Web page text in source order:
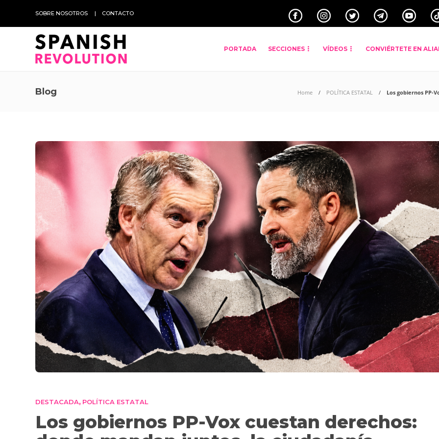
SOBRE NOSOTROS CONTACTO
PORTADA SECCIONES VÍDEOS CONVIÉRTETE EN
Blog Home POLÍTICA ESTATAL Los gobiernos PP-
DESTACADA, POLÍTICA ESTATAL
Los gobiernos PP-Vox cuestan derechos: